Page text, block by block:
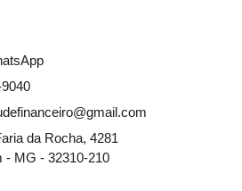
da Rocha, 4281
- MG - 32310-210